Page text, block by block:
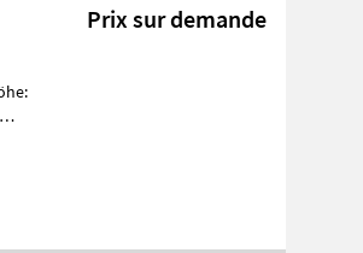
Prix sur demande